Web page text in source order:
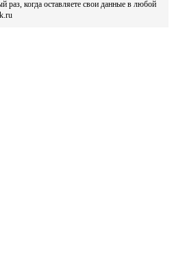
раз, когда оставляете свои данные в любой